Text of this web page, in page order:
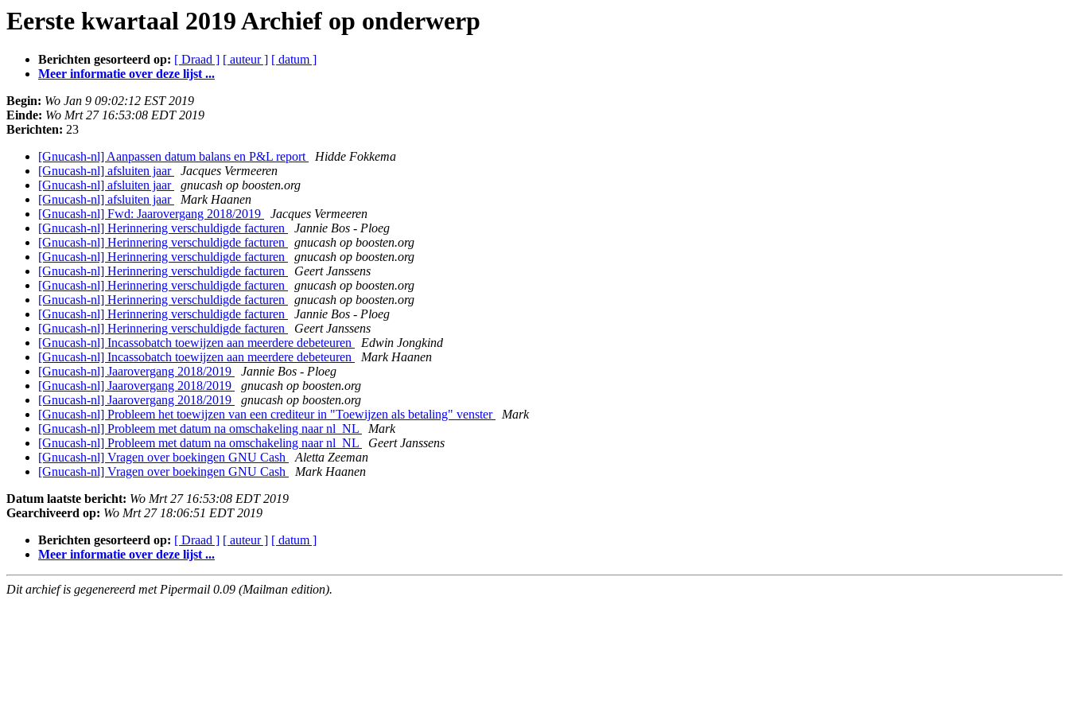
Eerste kwartaal 2019 Archief op onderwerp
Berichten gesorteerd op: [ Draad ] [ auteur ] [ datum ]
Meer informatie over deze lijst ...
Begin: Wo Jan 9 09:02:12 EST 2019
Einde: Wo Mrt 27 16:53:08 EDT 2019
Berichten: 23
[Gnucash-nl] Aanpassen datum balans en P&L report
Hidde Fokkema
[Gnucash-nl] afsluiten jaar
Jacques Vermeeren
[Gnucash-nl] afsluiten jaar
gnucash op boosten.org
[Gnucash-nl] afsluiten jaar
Mark Haanen
[Gnucash-nl] Fwd: Jaarovergang 2018/2019
Jacques Vermeeren
[Gnucash-nl] Herinnering verschuldigde facturen
Jannie Bos - Ploeg
[Gnucash-nl] Herinnering verschuldigde facturen
gnucash op boosten.org
[Gnucash-nl] Herinnering verschuldigde facturen
gnucash op boosten.org
[Gnucash-nl] Herinnering verschuldigde facturen
Geert Janssens
[Gnucash-nl] Herinnering verschuldigde facturen
gnucash op boosten.org
[Gnucash-nl] Herinnering verschuldigde facturen
gnucash op boosten.org
[Gnucash-nl] Herinnering verschuldigde facturen
Jannie Bos - Ploeg
[Gnucash-nl] Herinnering verschuldigde facturen
Geert Janssens
[Gnucash-nl] Incassobatch toewijzen aan meerdere debeteuren
Edwin Jongkind
[Gnucash-nl] Incassobatch toewijzen aan meerdere debeteuren
Mark Haanen
[Gnucash-nl] Jaarovergang 2018/2019
Jannie Bos - Ploeg
[Gnucash-nl] Jaarovergang 2018/2019
gnucash op boosten.org
[Gnucash-nl] Jaarovergang 2018/2019
gnucash op boosten.org
[Gnucash-nl] Probleem het toewijzen van een crediteur in "Toewijzen als betaling" venster
Mark
[Gnucash-nl] Probleem met datum na omschakeling naar nl_NL
Mark
[Gnucash-nl] Probleem met datum na omschakeling naar nl_NL
Geert Janssens
[Gnucash-nl] Vragen over boekingen GNU Cash
Aletta Zeeman
[Gnucash-nl] Vragen over boekingen GNU Cash
Mark Haanen
Datum laatste bericht: Wo Mrt 27 16:53:08 EDT 2019
Gearchiveerd op: Wo Mrt 27 18:06:51 EDT 2019
Berichten gesorteerd op: [ Draad ] [ auteur ] [ datum ]
Meer informatie over deze lijst ...
Dit archief is gegenereerd met Pipermail 0.09 (Mailman edition).